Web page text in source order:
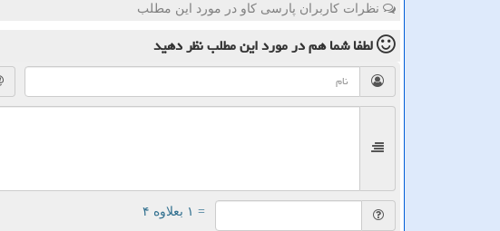
نظرات کاربران پارسی کاو در مورد این مطلب
لطفا شما همدر مورد این مطلبنظر دهید
= ۱ بعلاوه ۴